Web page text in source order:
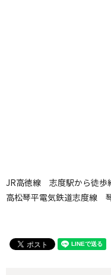
JR高徳線 志度駅から徒歩
高松琴平電気鉄道志度線